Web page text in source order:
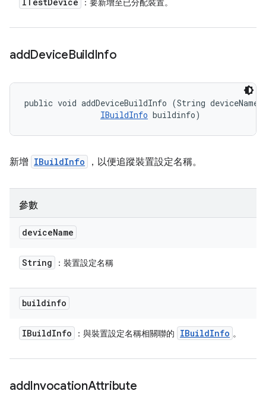
：要新增至已分配裝置。
addDeviceBuildInfo
public void addDeviceBuildInfo (String
IBuildInfo buildinfo)
新增 IBuildInfo ，以便追蹤裝置設定名稱。
參數
deviceName
String ：裝置設定名稱
buildinfo
IBuildInfo ：與裝置設定名稱相關聯的 IBuildInfo 。
addInvocationAttribute